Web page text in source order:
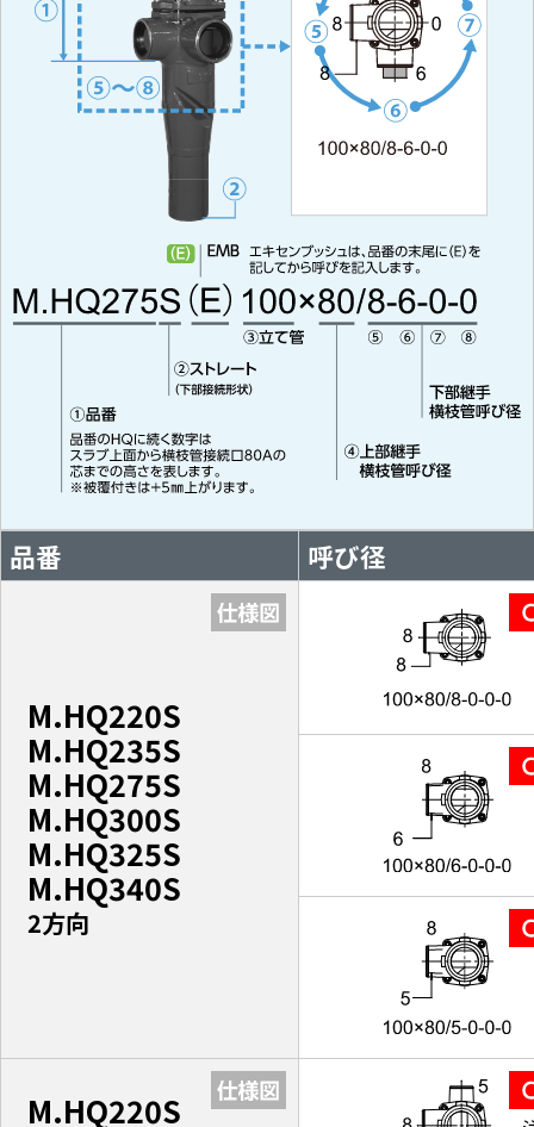
品番 呼び径
M.HQ220S
M.HQ235S
M.HQ275S
M.HQ300S
M.HQ325S
M.HQ340S
2方向
M.HQ220S